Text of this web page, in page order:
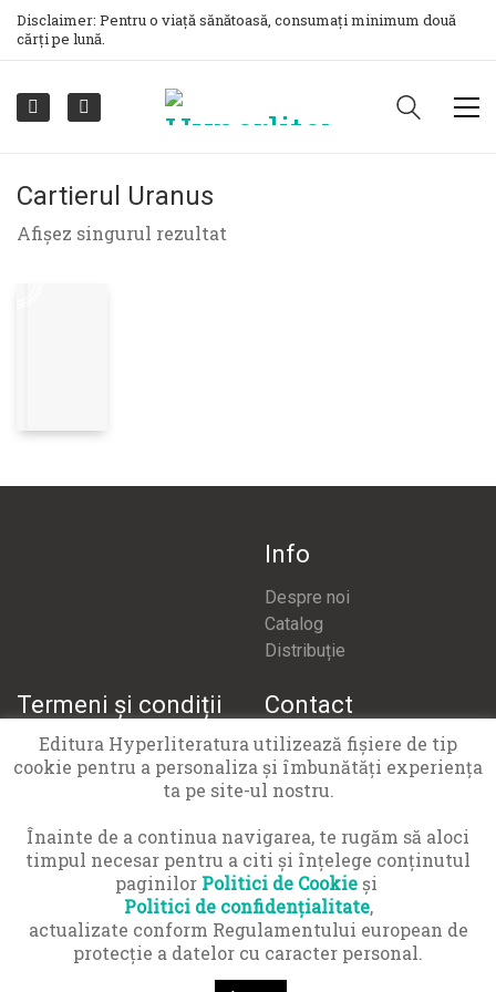
Disclaimer: Pentru o viață sănătoasă, consumați minimum două
cărți pe lună.
Cartierul Uranus
Afișez singurul rezultat
Info
Despre noi
Catalog
Distribuție
Termeni și condiții
Termeni și condiții
Politică confidențialitate
APCN 021 9551
Contact
office@hyperliteratura.ro
© Copyright 2016-2026 Hyper Cărți SRL · Toate drepturile
Editura Hyperliteratura utilizează fişiere de tip
cookie pentru a personaliza și îmbunătăți experiența
ta pe site-ul nostru.
Înainte de a continua navigarea, te rugăm să aloci
timpul necesar pentru a citi și înțelege conținutul
paginilor Politici de Cookieși
Politici de confidențialitate,
actualizate conform Regulamentului european de
protecţie a datelor cu caracter personal.